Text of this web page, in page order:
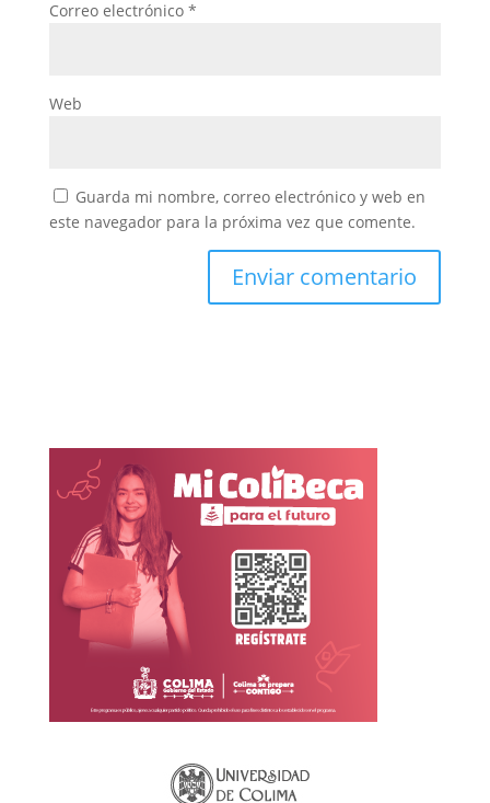
Correo electrónico *
Web
Guarda mi nombre, correo electrónico y web en
este navegador para la próxima vez que comente.